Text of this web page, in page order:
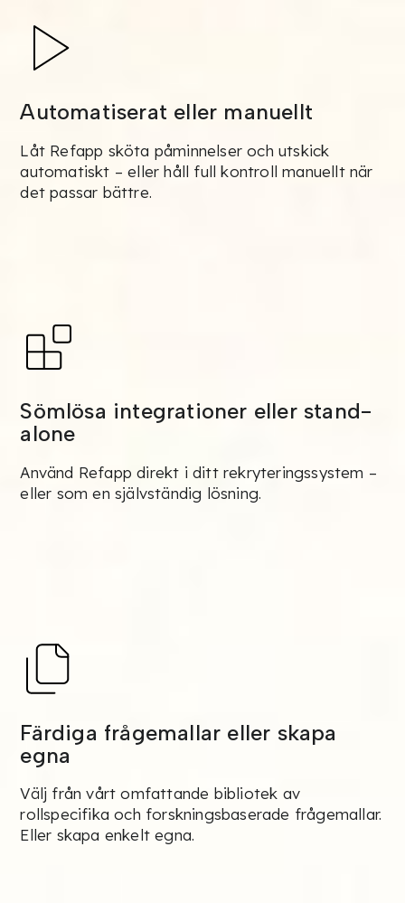
Automatiserat eller manuellt
Låt Refapp sköta påminnelser och utskick
automatiskt – eller håll full kontroll manuellt när
det passar bättre.
Sömlösa integrationer eller stand-
alone
Använd Refapp direkt i ditt rekryteringssystem –
eller som en självständig lösning.
Färdiga frågemallar eller skapa
egna
Välj från vårt omfattande bibliotek av
rollspecifika och forskningsbaserade frågemallar.
Eller skapa enkelt egna.